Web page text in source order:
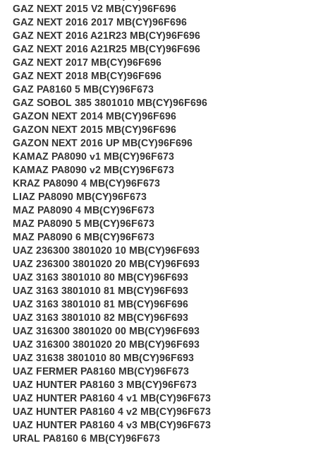
GAZ NEXT 2015 V2 MB(CY)96F696
GAZ NEXT 2016 2017 MB(CY)96F696
GAZ NEXT 2016 A21R23 MB(CY)96F696
GAZ NEXT 2016 A21R25 MB(CY)96F696
GAZ NEXT 2017 MB(CY)96F696
GAZ NEXT 2018 MB(CY)96F696
GAZ PA8160 5 MB(CY)96F673
GAZ SOBOL 385 3801010 MB(CY)96F696
GAZON NEXT 2014 MB(CY)96F696
GAZON NEXT 2015 MB(CY)96F696
GAZON NEXT 2016 UP MB(CY)96F696
KAMAZ PA8090 v1 MB(CY)96F673
KAMAZ PA8090 v2 MB(CY)96F673
KRAZ PA8090 4 MB(CY)96F673
LIAZ PA8090 MB(CY)96F673
MAZ PA8090 4 MB(CY)96F673
MAZ PA8090 5 MB(CY)96F673
MAZ PA8090 6 MB(CY)96F673
UAZ 236300 3801020 10 MB(CY)96F693
UAZ 236300 3801020 20 MB(CY)96F693
UAZ 3163 3801010 80 MB(CY)96F693
UAZ 3163 3801010 81 MB(CY)96F693
UAZ 3163 3801010 81 MB(CY)96F696
UAZ 3163 3801010 82 MB(CY)96F693
UAZ 316300 3801020 00 MB(CY)96F693
UAZ 316300 3801020 20 MB(CY)96F693
UAZ 31638 3801010 80 MB(CY)96F693
UAZ FERMER PA8160 MB(CY)96F673
UAZ HUNTER PA8160 3 MB(CY)96F673
UAZ HUNTER PA8160 4 v1 MB(CY)96F673
UAZ HUNTER PA8160 4 v2 MB(CY)96F673
UAZ HUNTER PA8160 4 v3 MB(CY)96F673
URAL PA8160 6 MB(CY)96F673